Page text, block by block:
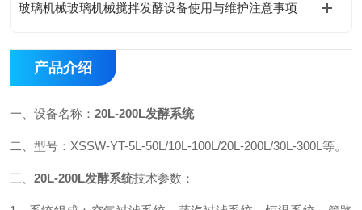
玻璃机械玻璃机械搅拌发酵设备使用与维护注意事项
产品介绍
一、设备名称： 20L-200L发酵系统
二、型号：XSSW-YT-5L-50L/10L-100L/20L-200L/30L-300L等。
三、 20L-200L发酵系统技术参数：